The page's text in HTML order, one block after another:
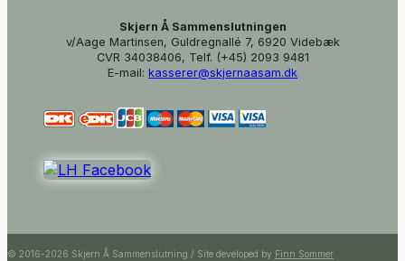
Skjern Å Sammenslutningen
v/Aage Martinsen, Guldregnallé 7, 6920 Videbæk
CVR 34038406, Telf. (+45) 2093 9481
E-mail: kasserer@skjernaasam.dk
© 2016-2026 Skjern Å Sammenslutning / Site developed by Finn Sommer